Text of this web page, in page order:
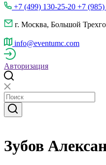
+7 (499) 130-25-20 +7
г. Москва, Большой
info@eventumc.com
Авторизация
Зубов